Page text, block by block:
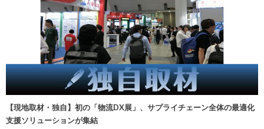
【現地取材・独自】初の「物流DX展」、サプライチェーン全体の最適化
支援ソリューションが集結